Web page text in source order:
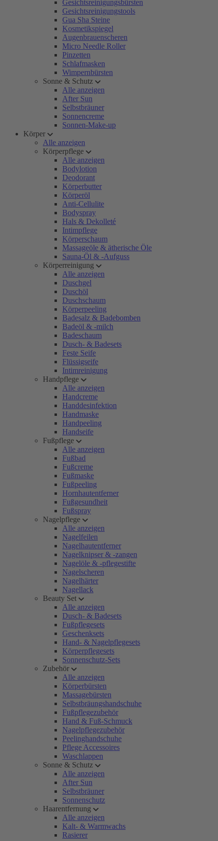
Gesichtsreinigungsbürsten
Gesichtsreinigungstools
Gua Sha Steine
Kosmetikspiegel
Augenbrauenscheren
Micro Needle Roller
Pinzetten
Schlafmasken
Wimpernbürsten
Sonne & Schutz
Alle anzeigen
After Sun
Selbstbräuner
Sonnencreme
Sonnen-Make-up
Körper
Alle anzeigen
Körperpflege
Alle anzeigen
Bodylotion
Deodorant
Körperbutter
Körperöl
Anti-Cellulite
Bodyspray
Hals & Dekolleté
Intimpflege
Körperschaum
Massageöle & ätherische Öle
Sauna-Öl & -Aufguss
Körperreinigung
Alle anzeigen
Duschgel
Duschöl
Duschschaum
Körperpeeling
Badesalz & Badebomben
Badeöl & -milch
Badeschaum
Dusch- & Badesets
Feste Seife
Flüssigseife
Intimreinigung
Handpflege
Alle anzeigen
Handcreme
Handdesinfektion
Handmaske
Handpeeling
Handseife
Fußpflege
Alle anzeigen
Fußbad
Fußcreme
Fußmaske
Fußpeeling
Hornhautentferner
Fußgesundheit
Fußspray
Nagelpflege
Alle anzeigen
Nagelfeilen
Nagelhautentferner
Nagelknipser & -zangen
Nagelöle & -pflegestifte
Nagelscheren
Nagelhärter
Nagellack
Beauty Set
Alle anzeigen
Dusch- & Badesets
Fußpflegesets
Geschenksets
Hand- & Nagelpflegesets
Körperpflegesets
Sonnenschutz-Sets
Zubehör
Alle anzeigen
Körperbürsten
Massagebürsten
Selbstbräungshandschuhe
Fußpflegezubehör
Hand & Fuß-Schmuck
Nagelpflegezubehör
Peelinghandschuhe
Pflege Accessoires
Waschlappen
Sonne & Schutz
Alle anzeigen
After Sun
Selbstbräuner
Sonnenschutz
Haarentfernung
Alle anzeigen
Kalt- & Warmwachs
Rasierer